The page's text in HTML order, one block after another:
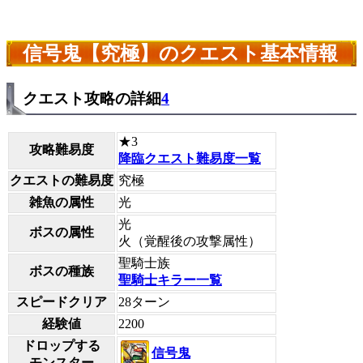
信号鬼【究極】のクエスト基本情報
クエスト攻略の詳細4
攻略難易度
★3
降臨クエスト難易度一覧
クエストの難易度 究極
雑魚の属性
光
ボスの属性
光
火（覚醒後の攻撃属性）
ボスの種族
聖騎士族
聖騎士キラー一覧
スピードクリア
28ターン
経験値
2200
ドロップする
信号鬼